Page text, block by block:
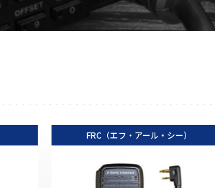
スピーカーマイク
イヤホン
無線機ケース・カバーFRC（エフ・アール・シー）